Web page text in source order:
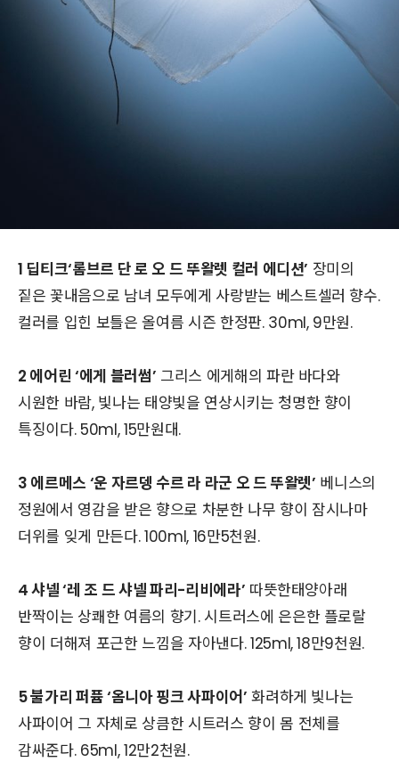
1 딥티크‘롬브르 단 로 오 드 뚜왈렛 컬러 에디션’ 장미의
짙은 꽃내음으로 남녀 모두에게 사랑받는 베스트셀러 향수.
컬러를 입힌 보틀은 올여름 시즌 한정판. 30ml, 9만원.
2 에어린 ‘에게 블러썸’ 그리스 에게해의 파란 바다와
시원한 바람, 빛나는 태양빛을 연상시키는 청명한 향이
특징이다. 50ml, 15만원대.
3 에르메스 ‘운 자르뎅 수르 라 라군 오 드 뚜왈렛’ 베니스의
정원에서 영감을 받은 향으로 차분한 나무 향이 잠시나마
더위를 잊게 만든다. 100ml, 16만5천원.
4 샤넬 ‘레 조 드 샤넬 파리-리비에라’ 따뜻한태양아래
반짝이는 상쾌한 여름의 향기. 시트러스에 은은한 플로랄
향이 더해져 포근한 느낌을 자아낸다. 125ml, 18만9천원.
5 불가리 퍼퓸 ‘옴니아 핑크 사파이어’ 화려하게 빛나는
사파이어 그 자체로 상큼한 시트러스 향이 몸 전체를
감싸준다. 65ml, 12만2천원.